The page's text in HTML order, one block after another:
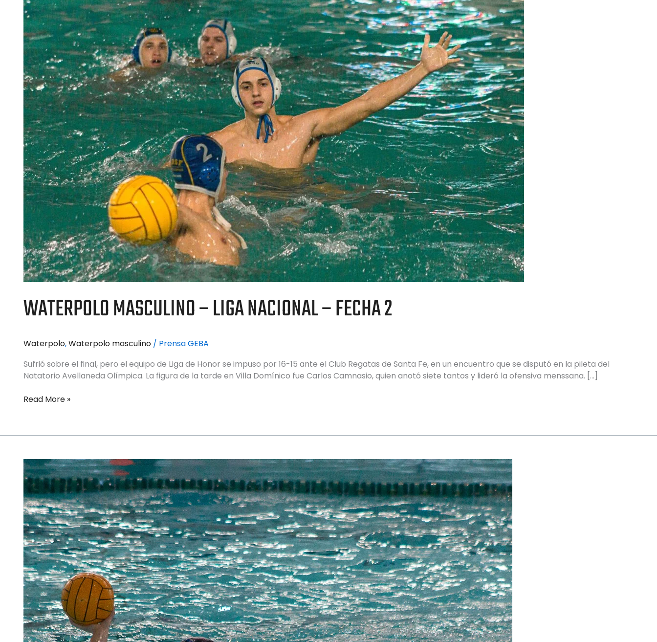
WATERPOLO MASCULINO – LIGA NACIONAL – FECHA 2
Waterpolo,Waterpolo masculino / Prensa GEBA
Sufrió sobre el final, pero el equipo de Liga de Honor se impuso por 16-15 ante el Club Regatas de Santa Fe, en un encuentro que se disputó en la pileta del
Natatorio Avellaneda Olímpica. La figura de la tarde en Villa Domínico fue Carlos Camnasio, quien anotó siete tantos y lideró la ofensiva menssana. […]
LIGA
NACIONAL
–
FECHA
2
Read More »
WATERPOLO
MASCULINO
LIGA
NACIONAL
–
FECHA
1